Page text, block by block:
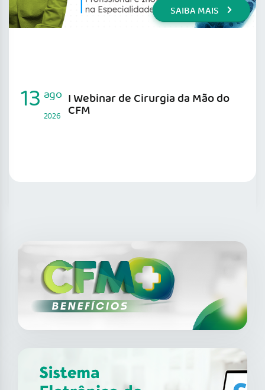
SAIBA MAIS
I Webinar de Cirurgia da Mão do
CFM
13 ago
2026
SAIBA MAIS
XII Fórum de Medicina do
Trabalho do CFM
14 ago
2026